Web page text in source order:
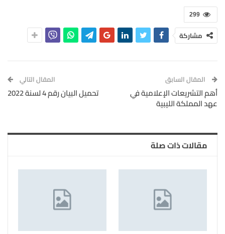
299
مشاركة
المقال السابق
أهم التشريعات الإعلامية في
عهد المملكة الليبية
المقال التالي
تحميل البيان رقم 4 لسنة 2022
مقالات ذات صلة